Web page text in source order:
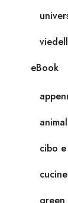
eBook
cibo